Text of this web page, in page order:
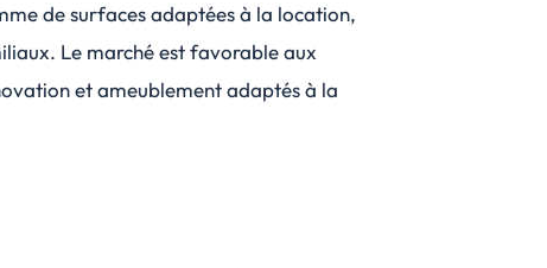
de surfaces adaptées à la location,
Le marché est favorable aux
et ameublement adaptés à la